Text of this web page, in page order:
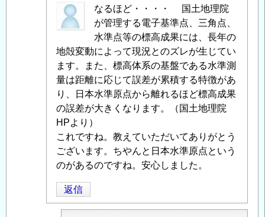
」
匿
名
稿
者
に
よ
る
「Re:
災
害
前
の
標
なるほど・・・・ 国土地理院
が管理する電子基準点、三角点、
水準点等の標高成果には、長年の
地殻変動によって現況とのズレが生じてい
ます。また、標高体系の基盤である水準測
量は距離に応じて誤差が累積する特徴があ
り、日本水準原点から離れるほど標高成果
の誤差が大きくなります。（国土地理院
HPより）
これですね。教えていただいてありがとう
ございます。ちやんと日本水準原点という
のがあるのですね。安心しました。
返信